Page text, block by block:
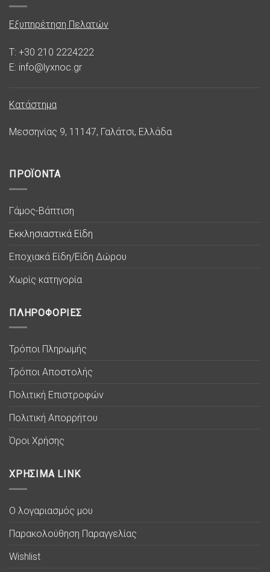
Εξυπηρέτηση Πελατών
T: +30 210 2224222
E: info@lyxnoc.gr
Κατάστημα
Μεσσηνίας 9, 11147, Γαλάτσι, Ελλάδα
ΠΡΟΪΟΝΤΑ
Γάμος-Βάπτιση
Εκκλησιαστικά Είδη
Εποχιακά Είδη/Είδη Δώρου
Χωρίς κατηγορία
ΠΛΗΡΟΦΟΡΙΕΣ
Τρόποι Πληρωμής
Τρόποι Αποστολής
Πολιτική Επιστροφών
Πολιτική Απορρήτου
Όροι Χρήσης
ΧΡΗΣΙΜΑ LINK
Ο λογαριασμός μου
Παρακολούθηση Παραγγελίας
Wishlist